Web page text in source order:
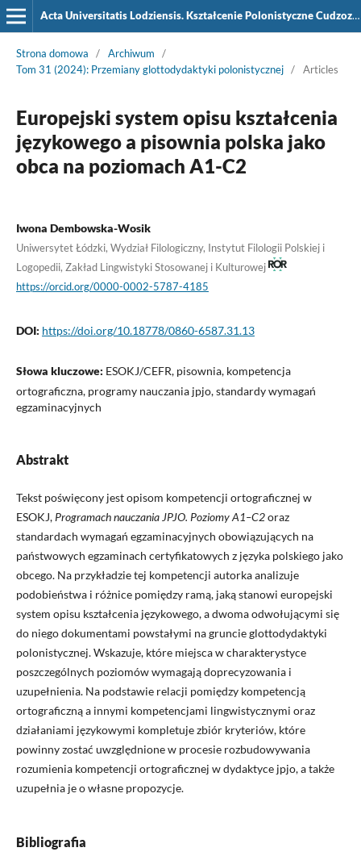
Acta Universitatis Lodziensis. Kształcenie Polonistyczne Cudzoziemców
Strona domowa / Archiwum
/
Tom 31 (2024): Przemiany glottodydaktyki polonistycznej / Articles
Europejski system opisu kształcenia
językowego a pisownia polska jako
obca na poziomach A1-C2
Iwona Dembowska-Wosik
Uniwersytet Łódzki, Wydział Filologiczny, Instytut Filologii Polskiej i
Logopedii, Zakład Lingwistyki Stosowanej i Kulturowej
https://orcid.org/0000-0002-5787-4185
DOI: https://doi.org/10.18778/0860-6587.31.13
Słowa kluczowe: ESOKJ/CEFR, pisownia, kompetencja
ortograficzna, programy nauczania jpjo, standardy wymagań
egzaminacyjnych
Abstrakt
Tekst poświęcony jest opisom kompetencji ortograficznej w
ESOKJ, Programach nauczania JPJO. Poziomy A1–C2oraz
standardach wymagań egzaminacyjnych obowiązujących na
państwowych egzaminach certyfikatowych z języka polskiego jako
obcego. Na przykładzie tej kompetencji autorka analizuje
podobieństwa i różnice pomiędzy ramą, jaką stanowi europejski
system opisu kształcenia językowego, a dwoma odwołującymi się
do niego dokumentami powstałymi na gruncie glottodydaktyki
polonistycznej. Wskazuje, które miejsca w charakterystyce
poszczególnych poziomów wymagają doprecyzowania i
uzupełnienia. Na podstawie relacji pomiędzy kompetencją
ortograficzną a innymi kompetencjami lingwistycznymi oraz
działaniami językowymi kompletuje zbiór kryteriów, które
powinny zostać uwzględnione w procesie rozbudowywania
rozumienia kompetencji ortograficznej w dydaktyce jpjo, a także
uzupełnia je o własne propozycje.
Bibliografia